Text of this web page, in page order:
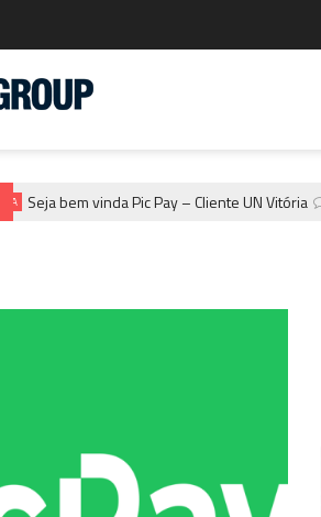
Seja bem vinda Pic Pay – Cliente UN Vitória 428